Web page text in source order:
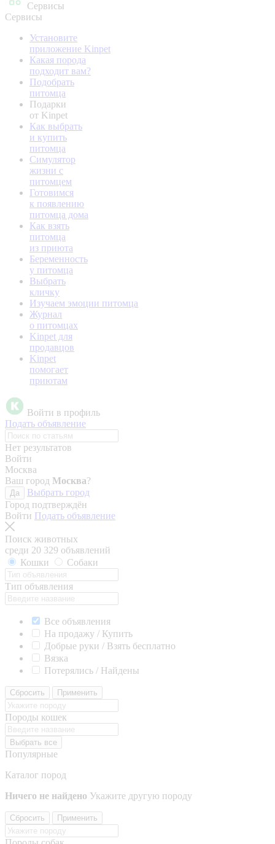
Сервисы
Сервисы
Установите
приложение Kinpet
Какая порода
подходит вам?
Подобрать
питомца
Подарки
от Kinpet
Как выбрать
и купить
питомца
Симулятор
жизни с
питомцем
Готовимся
к появлению
питомца дома
Как взять
питомца
из приюта
Беременность
у питомца
Выбрать
кличку
Изучаем эмоции питомца
Журнал
о питомцах
Kinpet для
продавцов
Kinpet
помогает
приютам
Войти в профиль
Подать объявление
Нет результатов
Войти
Москва
Ваш город Москва?
Да
Выбрать город
Город подтверждён
Войти Подать объявление
Поиск животных
среди 20 329 объявлений
Кошки
Собаки
Тип объявления
Все объявления
На продажу / Купить
Добрые руки / Взять бесплатно
Вязка
Потерялись / Найдены
Сбросить Применить
Породы кошек
Выбрать все
Популярные
Каталог пород
Ничего не найдено Укажите другую породу
Сбросить Применить